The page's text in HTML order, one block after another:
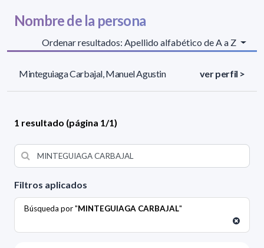
Filtros aplicados
Búsqueda por "MINTEGUIAGA CARBAJAL"
Nombre de la persona
Ordenar resultados: Apellido alfabético de A a Z
Minteguiaga Carbajal, Manuel Agustin ver perfil >
1 resultado (página 1/1)